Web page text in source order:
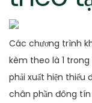
Các chương trình
kèm theo là 1
phải xuất hiện thiếu
chân phần đông tín